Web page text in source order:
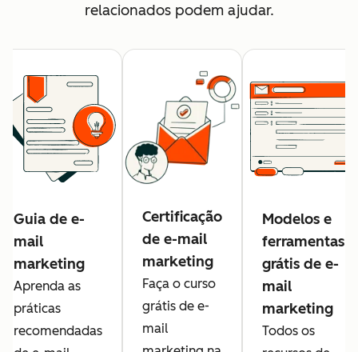
relacionados podem ajudar.
Guia de e-
mail
marketing
Aprenda as
práticas
recomendadas
Certificação
de e-mail
marketing
Faça o curso
grátis de e-
mail
Modelos e
ferramentas
grátis de e-
mail
marketing
Todos os